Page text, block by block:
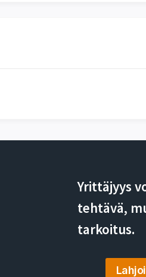
Yrittäjyys
tehtävä,
tarkoitus.